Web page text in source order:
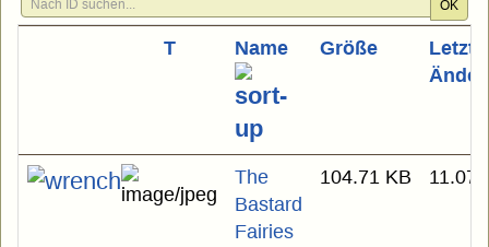
OK
T Name Größe
Letzte
The
Bastard
Fairies
104.71 KB